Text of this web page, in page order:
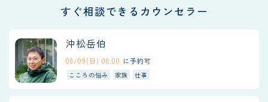
すぐ相談できるカウンセラー
沖松岳伯
08/09(日) 08:00 に予約可
こころの悩み 家族 仕事